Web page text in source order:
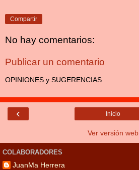
Compartir
No hay comentarios:
Publicar un comentario
OPINIONES y SUGERENCIAS
‹ Inicio
Ver versión web
COLABORADORES
JuanMa Herrera